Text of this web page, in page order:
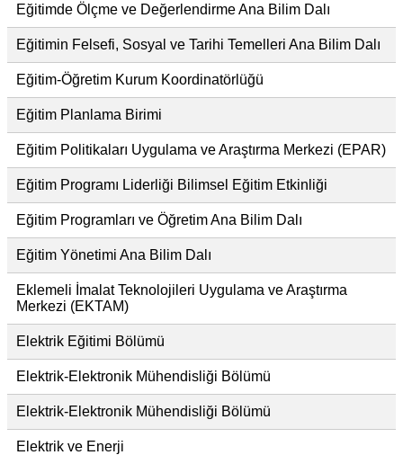
Eğitimde Ölçme ve Değerlendirme Ana Bilim Dalı
Eğitimin Felsefi, Sosyal ve Tarihi Temelleri Ana Bilim Dalı
Eğitim-Öğretim Kurum Koordinatörlüğü
Eğitim Planlama Birimi
Eğitim Politikaları Uygulama ve Araştırma Merkezi (EPAR)
Eğitim Programı Liderliği Bilimsel Eğitim Etkinliği
Eğitim Programları ve Öğretim Ana Bilim Dalı
Eğitim Yönetimi Ana Bilim Dalı
Eklemeli İmalat Teknolojileri Uygulama ve Araştırma
Merkezi (EKTAM)
Elektrik Eğitimi Bölümü
Elektrik-Elektronik Mühendisliği Bölümü
Elektrik-Elektronik Mühendisliği Bölümü
Elektrik ve Enerji